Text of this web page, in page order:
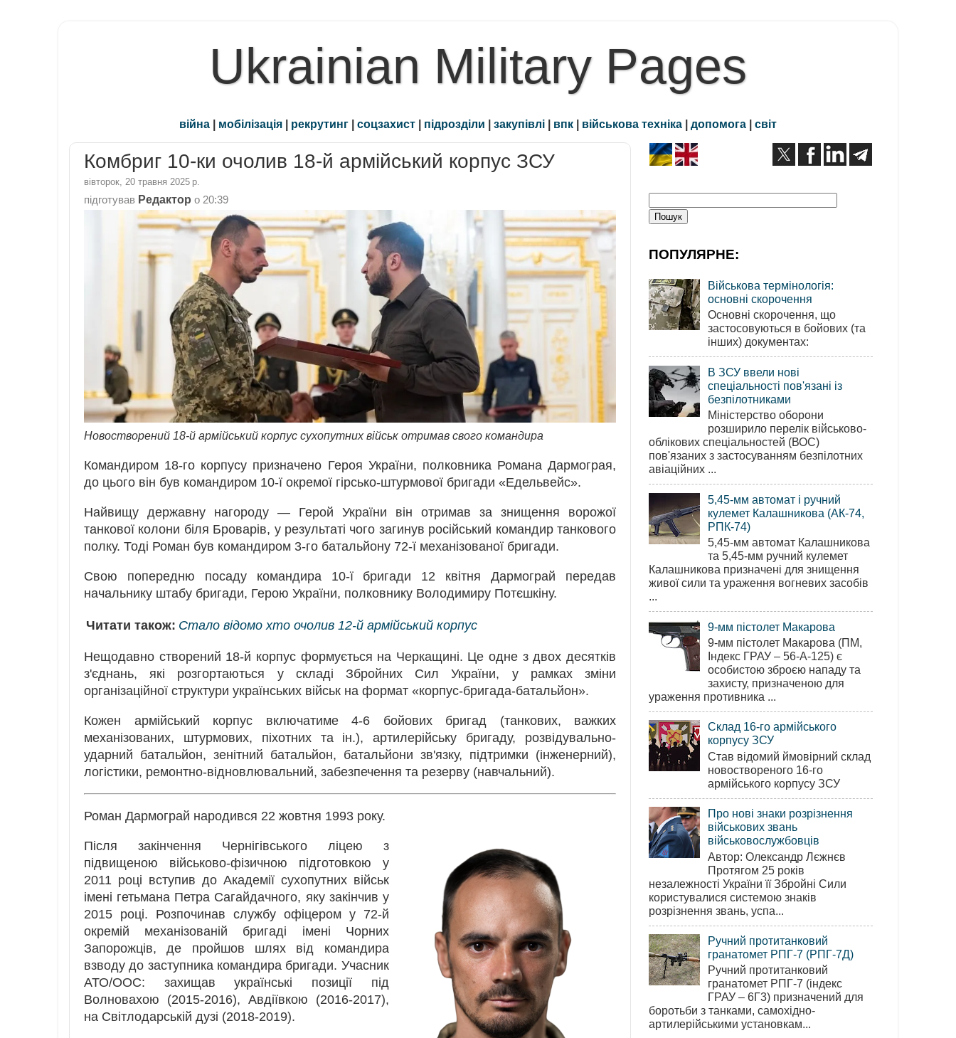
Ukrainian Military Pages
війна | мобілізація | рекрутинг | соцзахист | підрозділи | закупівлі | впк | військова техніка | допомога | світ
Комбриг 10-ки очолив 18-й армійський корпус ЗСУ
вівторок, 20 травня 2025 р.
підготував Редактор о 20:39
Новостворений 18-й армійський корпус сухопутних військ отримав свого командира
Командиром 18-го корпусу призначено Героя України, полковника Романа Дармограя,
до цього він був командиром 10-ї окремої гірсько-штурмової бригади «Едельвейс».
Найвищу державну нагороду — Герой України він отримав за знищення ворожої
танкової колони біля Броварів, у результаті чого загинув російський командир танкового
полку. Тоді Роман був командиром 3-го батальйону 72-ї механізованої бригади.
Свою попередню посаду командира 10-ї бригади 12 квітня Дармограй передав
начальнику штабу бригади, Герою України, полковнику Володимиру Потєшкіну.
Читати також: Стало відомо хто очолив 12-й армійський корпус
Нещодавно створений 18-й корпус формується на Черкащині. Це одне з двох десятків
з'єднань, які розгортаються у складі Збройних Сил України, у рамках зміни
організаційної структури українських військ на формат «корпус-бригада-батальйон».
Кожен армійський корпус включатиме 4-6 бойових бригад (танкових, важких
механізованих, штурмових, піхотних та ін.), артилерійську бригаду, розвідувально-
ударний батальйон, зенітний батальйон, батальйони зв'язку, підтримки (інженерний),
логістики, ремонтно-відновлювальний, забезпечення та резерву (навчальний).
Роман Дармограй народився 22 жовтня 1993 року.
Після закінчення Чернігівського ліцею з
підвищеною військово-фізичною підготовкою у
2011 році вступив до Академії сухопутних військ
імені гетьмана Петра Сагайдачного, яку закінчив у
2015 році. Розпочинав службу офіцером у 72-й
окремій механізованій бригаді імені Чорних
Запорожців, де пройшов шлях від командира
взводу до заступника командира бригади. Учасник
АТО/ООС: захищав українські позиції під
Волновахою (2015-2016), Авдіївкою (2016-2017),
на Світлодарській дузі (2018-2019).
ПОПУЛЯРНЕ:
Військова термінологія:
основні скорочення
Основні скорочення, що
застосовуються в бойових (та
інших) документах:
В ЗСУ ввели нові
спеціальності пов'язані із
безпілотниками
Міністерство оборони
розширило перелік військово-
облікових спеціальностей (ВОС)
пов'язаних з застосуванням безпілотних
авіаційних ...
5,45-мм автомат і ручний
кулемет Калашникова (АК-74,
РПК-74)
5,45-мм автомат Калашникова
та 5,45-мм ручний кулемет
Калашникова призначені для знищення
живої сили та ураження вогневих засобів
...
9-мм пістолет Макарова
9-мм пістолет Макарова (ПМ,
Індекс ГРАУ – 56-А-125) є
особистою зброєю нападу та
захисту, призначеною для
ураження противника ...
Склад 16-го армійського
корпусу ЗСУ
Став відомий ймовірний склад
новоствореного 16-го
армійського корпусу ЗСУ
Про нові знаки розрізнення
військових звань
військовослужбовців
Автор: Олександр Лєжнєв
Протягом 25 років
незалежності України її Збройні Сили
користувалися системою знаків
розрізнення звань, успа...
Ручний протитанковий
гранатомет РПГ-7 (РПГ-7Д)
Ручний протитанковий
гранатомет РПГ-7 (індекс
ГРАУ – 6Г3) призначений для
боротьби з танками, самохідно-
артилерійськими установкам...